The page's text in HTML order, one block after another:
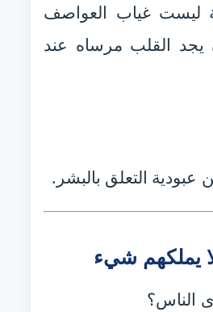
ليست غياب العواصف
القلب مرساه عند
عبودية التعلق بالبشر.
يملكهم شيء
الناس؟